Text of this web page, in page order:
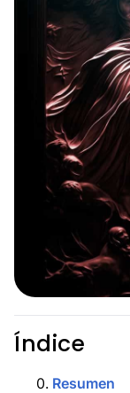
Índice
0. Resumen